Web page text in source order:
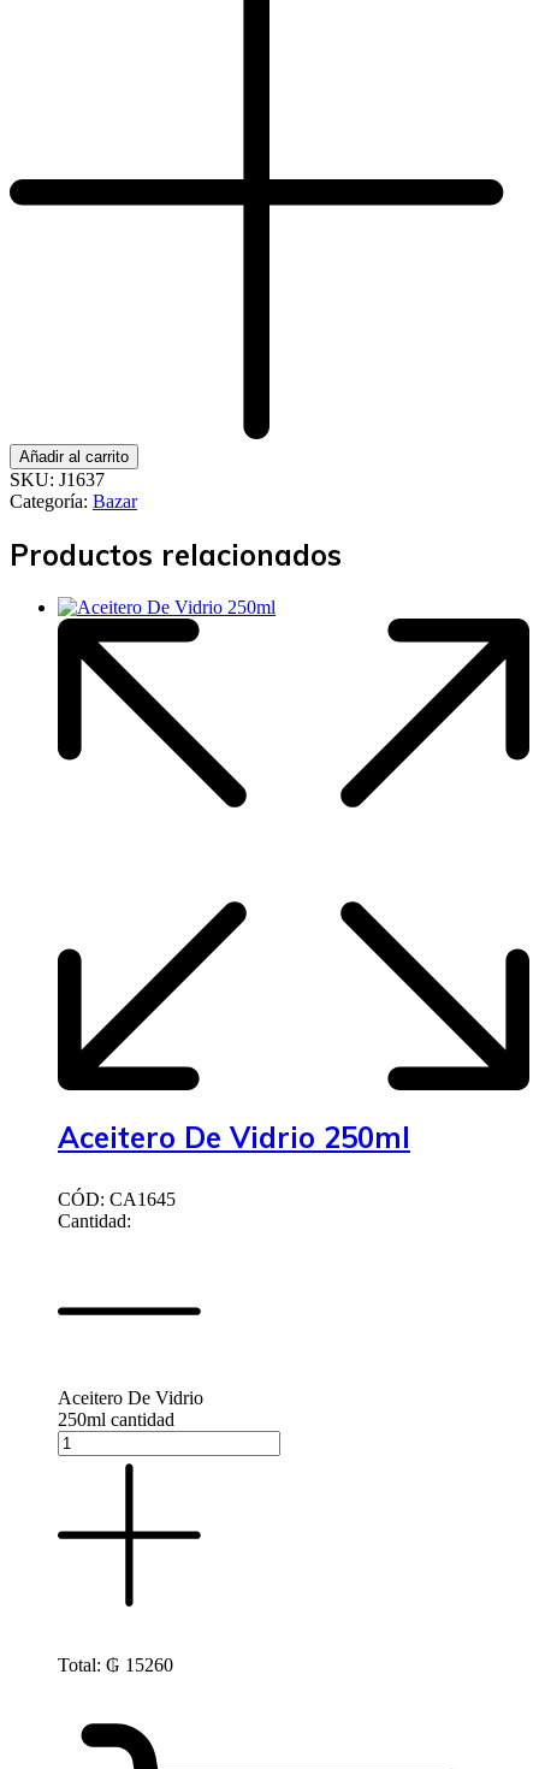
Añadir al carrito
SKU: J1637
Categoría: Bazar
Productos relacionados
Aceitero De Vidrio 250ml
CÓD: CA1645
Cantidad:
Aceitero De Vidrio
250ml cantidad
Total: ₲ 15260